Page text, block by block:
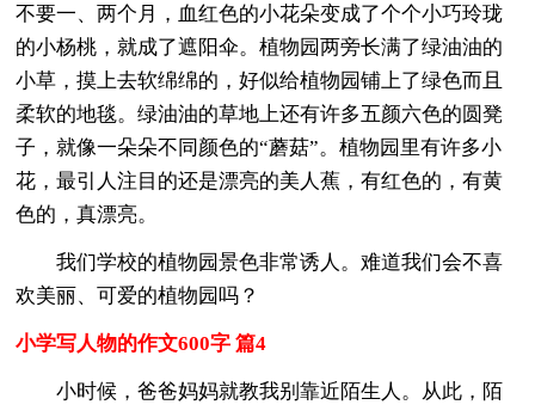
不要一、两个月，血红色的小花朵变成了个个小巧玲珑
的小杨桃，就成了遮阳伞。植物园两旁长满了绿油油的
小草，摸上去软绵绵的，好似给植物园铺上了绿色而且
柔软的地毯。绿油油的草地上还有许多五颜六色的圆凳
子，就像一朵朵不同颜色的“蘑菇”。植物园里有许多小
花，最引人注目的还是漂亮的美人蕉，有红色的，有黄
色的，真漂亮。
我们学校的植物园景色非常诱人。难道我们会不喜
欢美丽、可爱的植物园吗？
小学写人物的作文600字 篇4
小时候，爸爸妈妈就教我别靠近陌生人。从此，陌